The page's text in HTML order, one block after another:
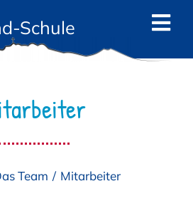
Schule
Team Mitarbeiter